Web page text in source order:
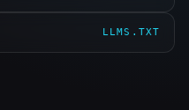
LLMS.TXT